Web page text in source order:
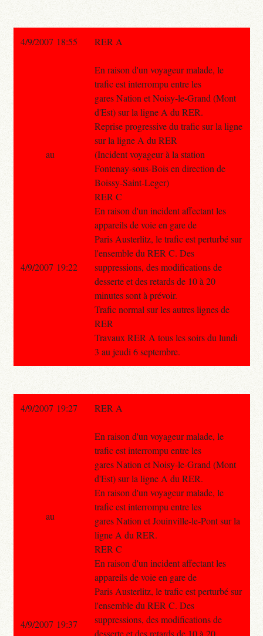
4/9/2007 18:55 RER A
En raison d'un voyageur malade, le
trafic est interrompu entre les
gares Nation et Noisy-le-Grand (Mont
d'Est) sur la ligne A du RER.
Reprise progressive du trafic sur la ligne
sur la ligne A du RER
(Incident voyageur à la station
Fontenay-sous-Bois en direction de
Boissy-Saint-Leger)
RER C
En raison d'un incident affectant les
appareils de voie en gare de
Paris Austerlitz, le trafic est perturbé sur
l'ensemble du RER C. Des
suppressions, des modifications de
desserte et des retards de 10 à 20
minutes sont à prévoir.
Trafic normal sur les autres lignes de
RER
Travaux RER A tous les soirs du lundi
3 au jeudi 6 septembre.
au
4/9/2007 19:22
4/9/2007 19:27 RER A
En raison d'un voyageur malade, le
trafic est interrompu entre les
gares Nation et Noisy-le-Grand (Mont
d'Est) sur la ligne A du RER.
En raison d'un voyageur malade, le
trafic est interrompu entre les
gares Nation et Jouinville-le-Pont sur la
ligne A du RER.
RER C
En raison d'un incident affectant les
appareils de voie en gare de
Paris Austerlitz, le trafic est perturbé sur
l'ensemble du RER C. Des
suppressions, des modifications de
desserte et des retards de 10 à 20
au
4/9/2007 19:37